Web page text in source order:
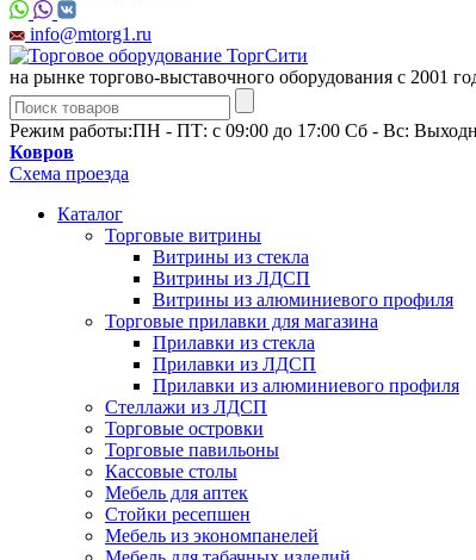
info@mtorg1.ru
на рынке торгово-выставочного оборудования с 2001
Режим работы:ПН - ПТ: с 09:00 до 17:00 Сб - Вс:
Ковров
Схема проезда
Каталог
Торговые витрины
Витрины из cтекла
Витрины из ЛДСП
Витрины из алюминиевого профиля
Торговые прилавки для магазина
Прилавки из стекла
Прилавки из ЛДСП
Прилавки из алюминиевого профиля
Стеллажи из ЛДСП
Торговые островки
Торговые павильоны
Кассовые столы
Мебель для аптек
Стойки ресепшен
Мебель из экономпанелей